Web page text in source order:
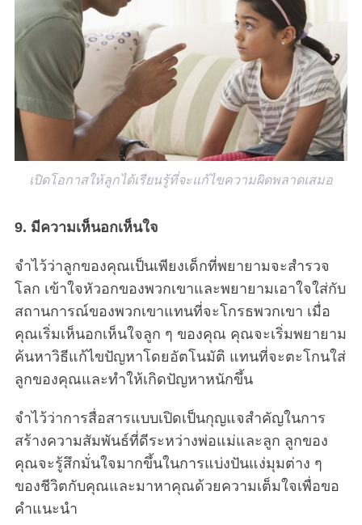
เปิดโอกาสให้ลูกได้เรียนรู้ที่จะแก้ไขความผิดพลาดเสมอ
9. มีความเห็นอกเห็นใจ
จำไว้ว่าลูกของคุณเป็นเพียงเด็กที่พยายามจะสำรวจ
โลก เข้าใจหัวอกของพวกเขาและพยายามเอาใจใส่กับ
สถานการณ์ของพวกเขาแทนที่จะโกรธพวกเขา เมื่อ
คุณเริ่มเห็นอกเห็นใจลูก ๆ ของคุณ คุณจะเริ่มพยายาม
ค้นหาวิธีแก้ไขปัญหาโดยอัตโนมัติ แทนที่จะตะโกนใส่
ลูกของคุณและทำให้เกิดปัญหาหนักขึ้น
จำไว้ว่าการสื่อสารแบบเปิดเป็นกุญแจสำคัญในการ
สร้างความสัมพันธ์ที่ดีระหว่างพ่อแม่และลูก ลูกของ
คุณจะรู้สึกมั่นใจมากขึ้นในการแบ่งปันแง่มุมต่าง ๆ
ของชีวิตกับคุณและมาหาคุณด้วยความเต็มใจเพื่อขอ
คำแนะนำ